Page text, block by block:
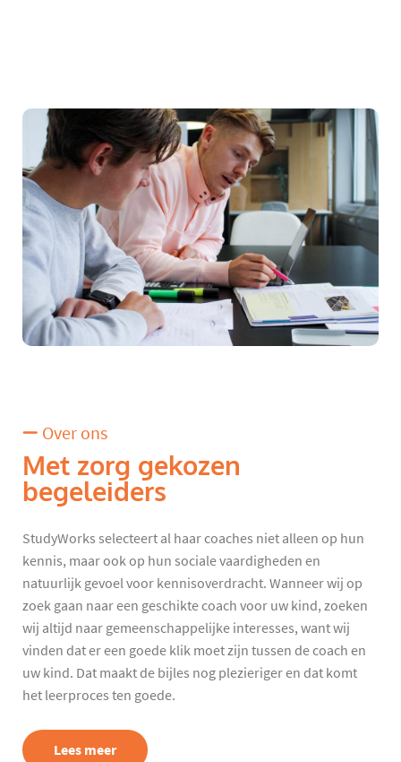
Over ons
Met zorg gekozen
begeleiders
StudyWorks selecteert al haar coaches niet alleen op hun
kennis, maar ook op hun sociale vaardigheden en
natuurlijk gevoel voor kennisoverdracht. Wanneer wij op
zoek gaan naar een geschikte coach voor uw kind, zoeken
wij altijd naar gemeenschappelijke interesses, want wij
vinden dat er een goede klik moet zijn tussen de coach en
uw kind. Dat maakt de bijles nog plezieriger en dat komt
het leerproces ten goede.
Lees meer